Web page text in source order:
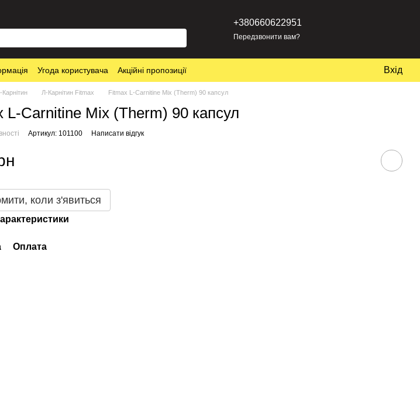
+380660622951
Передзвонити вам?
Угода користувача Акційні пропозиції Вхід
Карнітин Л-Карнітин Fitmax Fitmax L-Carnitine Mix (Therm) 90 капсул
L-Carnitine Mix (Therm) 90 капсул
Артикул: 101100 Написати відгук
коли з'явиться
Оплата